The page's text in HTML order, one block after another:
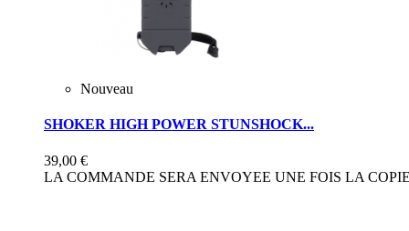
Nouveau
SHOKER HIGH POWER STUNSHOCK...
39,00 €
LA COMMANDE SERA ENVOYEE UNE FOIS LA